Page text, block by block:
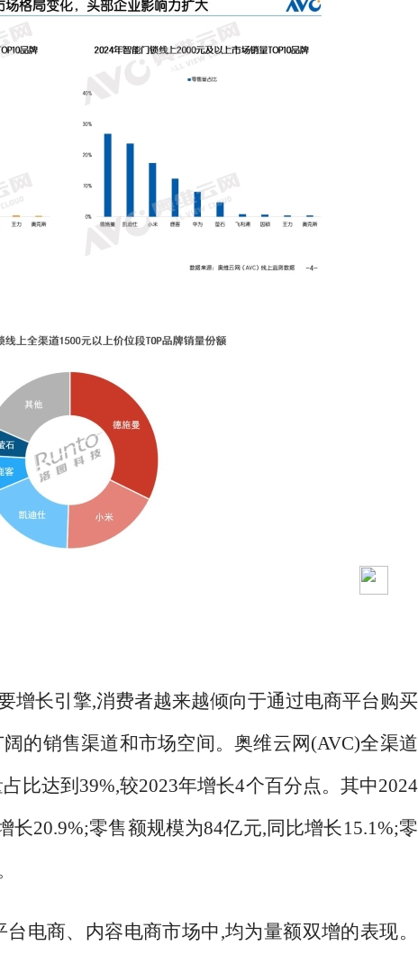
增长引擎,消费者越来越倾向于通过电商平台购
的销售渠道和市场空间。奥维云网(AVC)全渠
比达到39%,较2023年增长4个百分点。其中
20.9%;零售额规模为84亿元,同比增长15.1%;
台电商、内容电商市场中,均为量额双增的表现